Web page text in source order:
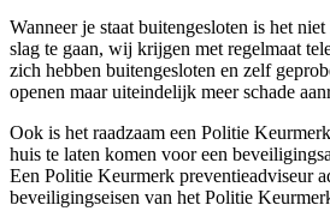
Wanneer je staat buitengesloten is het
slag te gaan, wij krijgen met regelmaat
zich hebben buitengesloten en zelf
openen maar uiteindelijk meer schade
Ook is het raadzaam een Politie
huis te laten komen voor een
Een Politie Keurmerk preventieadviseur
beveiligingseisen van het Politie